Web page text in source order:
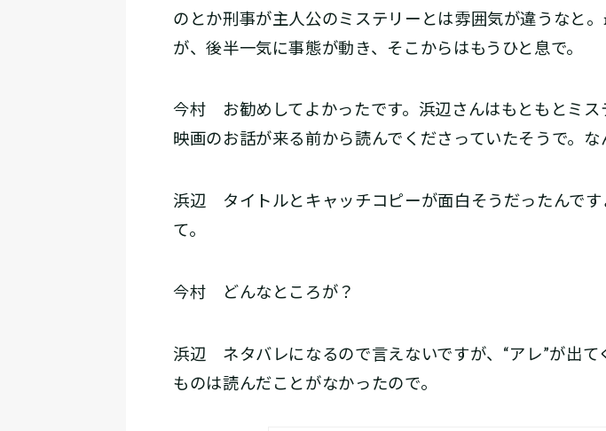
のとか刑事が主人公のミステリーとは雰囲気が違うなと
が、後半一気に事態が動き、そこからはもうひと息で。
今村 お勧めしてよかったです。浜辺さんはもともとミ
映画のお話が来る前から読んでくださっていたそうで。
浜辺 タイトルとキャッチコピーが面白そうだったんで
て。
今村 どんなところが？
浜辺 ネタバレになるので言えないですが、“アレ”が出
ものは読んだことがなかったので。